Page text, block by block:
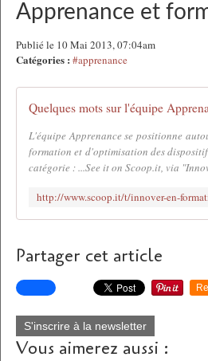
Apprenance et
Publié le 10 Mai 2013, 07:04am
Catégories : #apprenance
Quelques mots sur l'équipe
L'équipe Apprenance se positionne
formation et d'optimisation des
catégorie : ...See it on Scoop.it, via
Partager cet article
S'inscrire à la newsletter
Vous aimerez aussi :